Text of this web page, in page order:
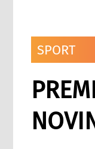
SPORT